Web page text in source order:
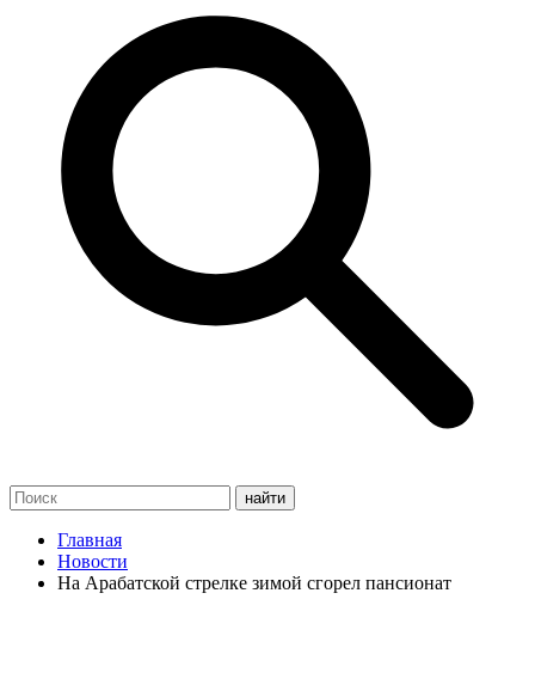
Главная
Новости
На Арабатской стрелке зимой сгорел пансионат